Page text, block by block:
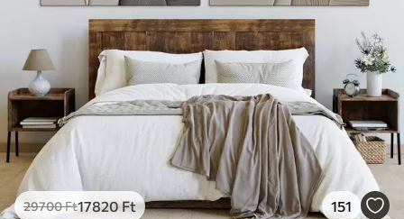
29700Ft17820Ft 151